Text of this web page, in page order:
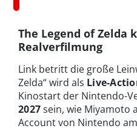
The Legend of Zelda
Realverfilmung
Link betritt die große
Zelda“ wird als Live-
Kinostart der Nintendo-
2027sein, wie Miyamoto
Account von Nintendo